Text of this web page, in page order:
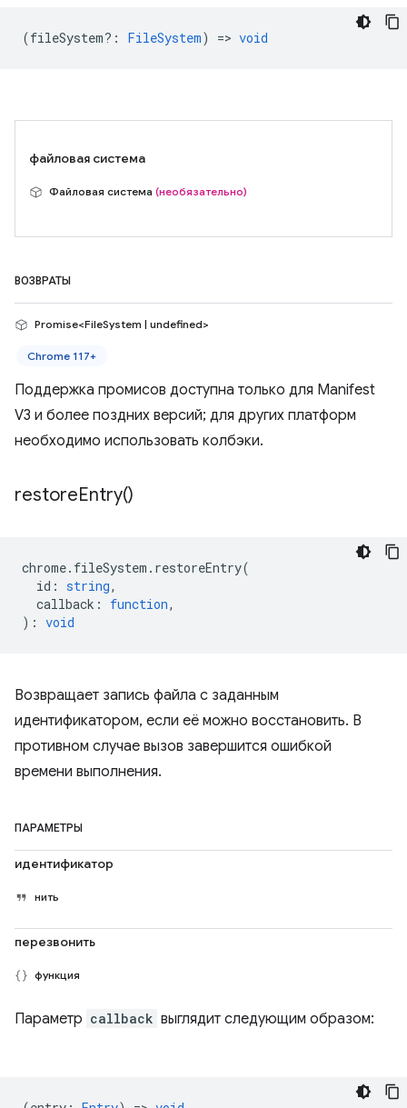
(fileSystem? : FileSystem) => void
файловая система
Файловая система (необязательно)
ВОЗВРАТЫ
Promise<FileSystem | undefined>
Chrome 117+
Поддержка промисов доступна только для Manifest
V3 и более поздних версий; для других платформ
необходимо использовать колбэки.
restoreEntry()
chrome. fileSystem . restoreEntry(
id : string,
callback : function,
) : void
Возвращает запись файла с заданным
идентификатором, если её можно восстановить. В
противном случае вызов завершится ошибкой
времени выполнения.
ПАРАМЕТРЫ
идентификатор
нить
перезвонить
функция
Параметр callback выглядит следующим образом: